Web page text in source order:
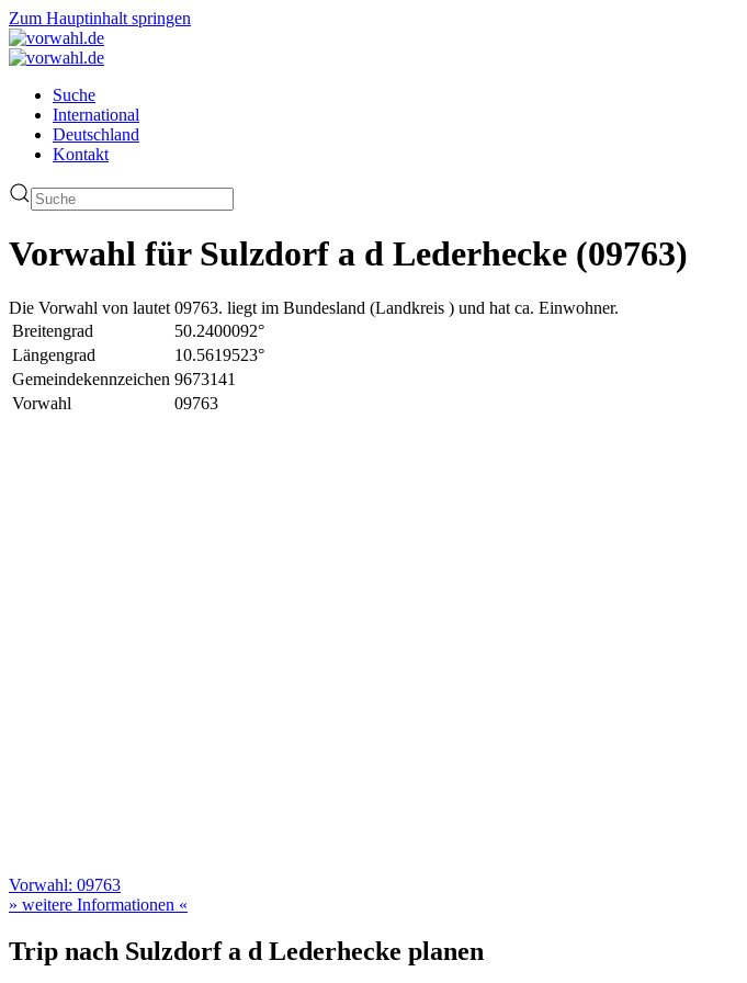
Zum Hauptinhalt springen
Suche
International
Deutschland
Kontakt
Vorwahl für Sulzdorf a d Lederhecke (09763)
Die Vorwahl von lautet 09763. liegt im Bundesland (Landkreis ) und hat ca. Einwohner.
Breitengrad
50.2400092°
Längengrad
10.5619523°
Gemeindekennzeichen 9673141
Vorwahl
09763
Vorwahl: 09763
» weitere Informationen «
Trip nach Sulzdorf a d Lederhecke planen